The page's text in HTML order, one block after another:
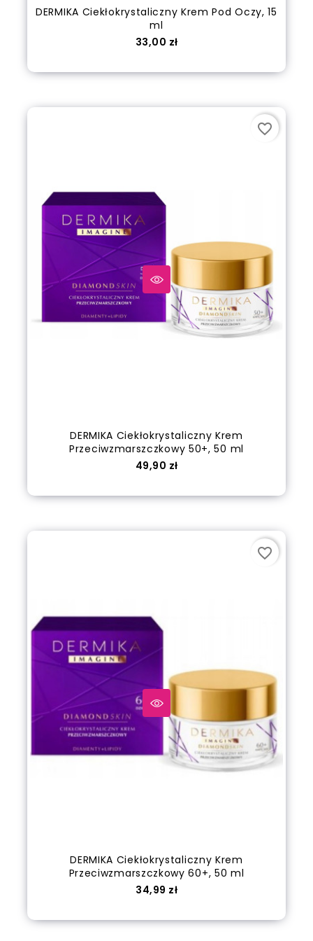
DERMIKA Ciekłokrystaliczny Krem Pod Oczy, 15
ml
Cena
33,00 zł
DERMIKA Ciekłokrystaliczny Krem
Przeciwzmarszczkowy 50+, 50 ml
Cena
49,90 zł
favorite_border
DERMIKA Ciekłokrystaliczny Krem
Przeciwzmarszczkowy 60+, 50 ml
Cena
34,99 zł
favorite_border